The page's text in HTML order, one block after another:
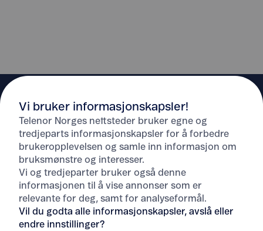
Hjelp
Om Telenor
Vi bruker informasjonskapsler!
Telenor Norges nettsteder bruker egne og
tredjeparts informasjonskapsler for å forbedre
brukeropplevelsen og samle inn informasjon om
bruksmønstre og interesser.
Vi og tredjeparter bruker også denne
informasjonen til å vise annonser som er
relevante for deg, samt for analyseformål.
Vil du godta alle informasjonskapsler, avslå eller
endre innstillinger?